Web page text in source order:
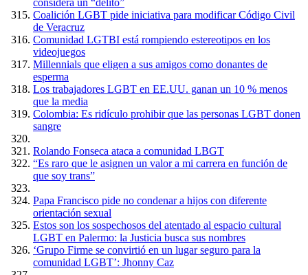
considera un “delito”
Coalición LGBT pide iniciativa para modificar Código Civil
de Veracruz
Comunidad LGTBI está rompiendo estereotipos en los
videojuegos
Millennials que eligen a sus amigos como donantes de
esperma
Los trabajadores LGBT en EE.UU. ganan un 10 % menos
que la media
Colombia: Es ridículo prohibir que las personas LGBT donen
sangre
Rolando Fonseca ataca a comunidad LBGT
“Es raro que le asignen un valor a mi carrera en función de
que soy trans”
Papa Francisco pide no condenar a hijos con diferente
orientación sexual
Estos son los sospechosos del atentado al espacio cultural
LGBT en Palermo: la Justicia busca sus nombres
‘Grupo Firme se convirtió en un lugar seguro para la
comunidad LGBT’: Jhonny Caz